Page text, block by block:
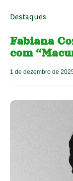
Destaques
Fabiana
com
1 de dezembro de